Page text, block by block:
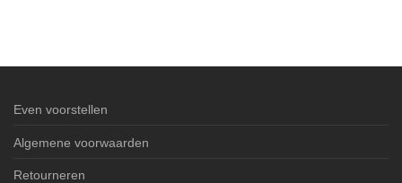
Even voorstellen
Algemene voorwaarden
Retourneren